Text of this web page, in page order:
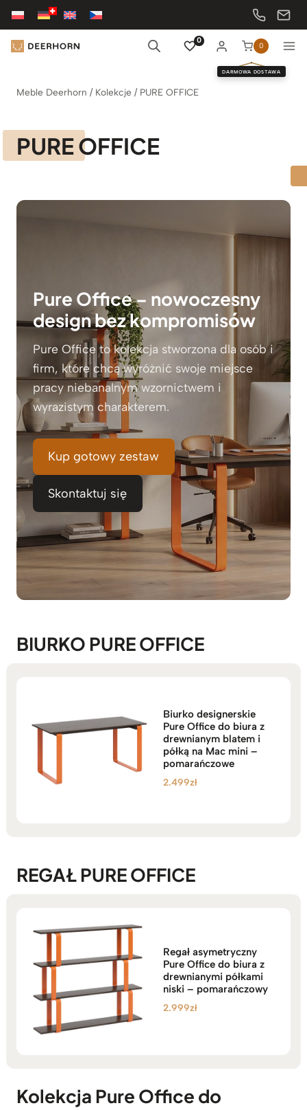
Przejdź
treści
0
0
DARMOWA DOSTAWA
Meble Deerhorn / Kolekcje / PURE OFFICE
PURE OFFICE
Pure Office – nowoczesny
design bez kompromisów
Pure Office to kolekcja stworzona dla osób i
firm, które chcą wyróżnić swoje miejsce
pracy niebanalnym wzornictwem i
wyrazistym charakterem.
Kup gotowy zestaw
Skontaktuj się
BIURKO PURE OFFICE
Biurko designerskie
Pure Office do biura z
drewnianym blatem i
półką na Mac mini –
pomarańczowe
2.499zł
REGAŁ PURE OFFICE
Regał asymetryczny
Pure Office do biura z
drewnianymi półkami
niski – pomarańczowy
2.999zł
Kolekcja Pure Office do